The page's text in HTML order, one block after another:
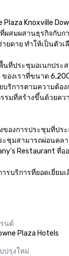
Knoxville
ผสานธุรกิจกับก
ดาย ทำให้เป็นตัว
ที่ประชุมอเนกปร
งเราที่ขนาด
การตามความต้
รมที่สร้างขึ้นด้ว
ของการประชุมที่
ะชุมสามารถผ่อน
Restaurant
ริการที่ยอดเยี่ยม
นด์
Plaza Hotels
ปรุงใหม่